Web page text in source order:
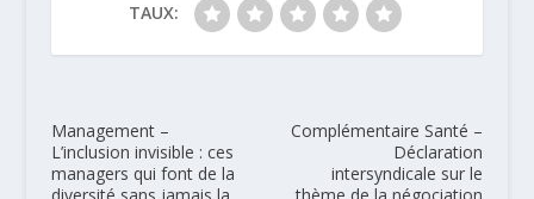
TAUX:
Management –
L’inclusion invisible : ces
managers qui font de la
Complémentaire Santé –
Déclaration
intersyndicale sur le